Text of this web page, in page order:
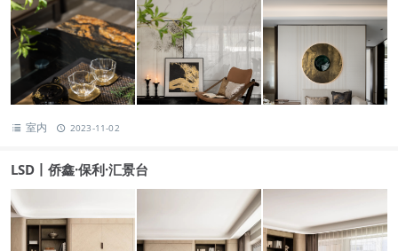
室内 2023-11-02
LSD丨侨鑫·保利·汇景台